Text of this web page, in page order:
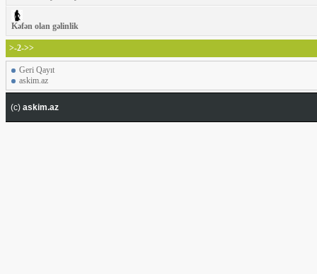
Kəfən olan gəlinlik
>-2->>
Geri Qayıt
askim.az
(c) askim.az